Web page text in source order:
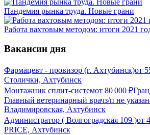
Пандемия рынка труда. Новые грани
Работа вахтовым методом: итоги 2021
Вакансии дня
Фармацевт - провизор (г. Ахтубинск)от
Столички, Ахтубинск
Монтажник сплит-системот 80 000 ₽
Главный ветеринарный врачз/п не
Владимировская, Ахтубинск
Администратор ( Волгоградская 109 )от
PRICE, Ахтубинск